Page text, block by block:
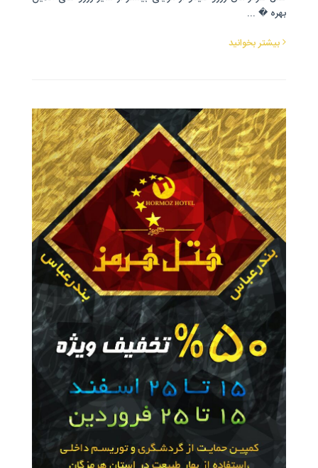
بهره � ...
بیشتر بخوانید